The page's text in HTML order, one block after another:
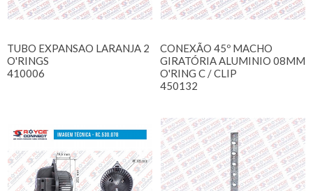
TUBO EXPANSAO LARANJA 2
O'RINGS
410006
CONEXÃO 45º MACHO
GIRATÓRIA ALUMINIO 08MM
O'RING C / CLIP
450132